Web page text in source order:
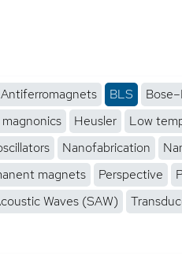
Antiferromagnets BLS
Heusler Low
Nanofabrication
magnets Perspective
Waves (SAW)